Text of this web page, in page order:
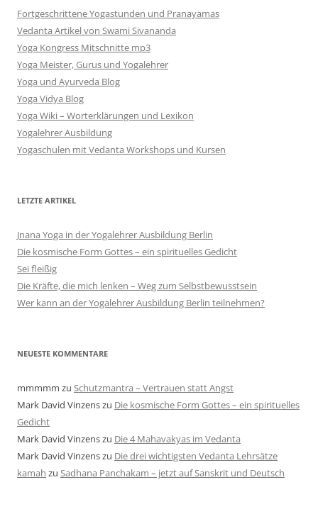
Fortgeschrittene Yogastunden und Pranayamas
Vedanta Artikel von Swami Sivananda
Yoga Kongress Mitschnitte mp3
Yoga Meister, Gurus und Yogalehrer
Yoga und Ayurveda Blog
Yoga Vidya Blog
Yoga Wiki – Worterklärungen und Lexikon
Yogalehrer Ausbildung
Yogaschulen mit Vedanta Workshops und Kursen
LETZTE ARTIKEL
Jnana Yoga in der Yogalehrer Ausbildung Berlin
Die kosmische Form Gottes – ein spirituelles Gedicht
Sei fleißig
Die Kräfte, die mich lenken – Weg zum Selbstbewusstsein
Wer kann an der Yogalehrer Ausbildung Berlin teilnehmen?
NEUESTE KOMMENTARE
mmmmm zu Schutzmantra – Vertrauen statt Angst
Mark David Vinzenszu Die kosmische Form Gottes – ein spirituelles
Gedicht
Mark David Vinzenszu Die 4 Mahavakyas im Vedanta
Mark David Vinzenszu Die drei wichtigsten Vedanta Lehrsätze
kamah zu Sadhana Panchakam – jetzt auf Sanskrit und Deutsch